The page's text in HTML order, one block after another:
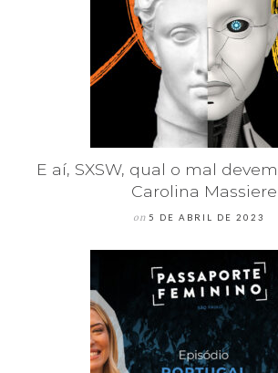
E aí, SXSW, qual o mal
Carolina Massiere
on 5 DE ABRIL DE 2023